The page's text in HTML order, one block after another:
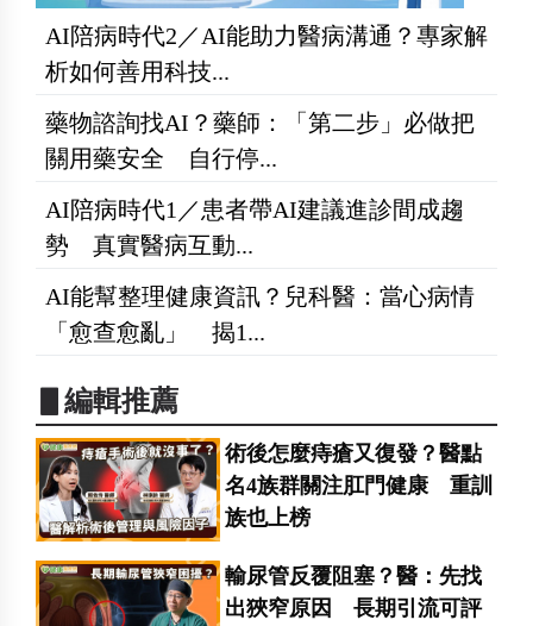
AI陪病時代2／AI能助力醫病溝通？專家解
析如何善用科技...
藥物諮詢找AI？藥師：「第二步」必做把
關用藥安全 自行停...
AI陪病時代1／患者帶AI建議進診間成趨
勢 真實醫病互動...
AI能幫整理健康資訊？兒科醫：當心病情
「愈查愈亂」 揭1...
▋編輯推薦
術後怎麼痔瘡又復發？醫點
名4族群關注肛門健康 重訓
族也上榜
輸尿管反覆阻塞？醫：先找
出狹窄原因 長期引流可評